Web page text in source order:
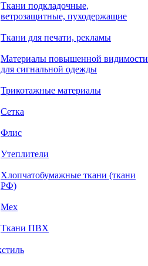
Ткани подкладочные,
ветрозащитные, пуходержащие
Ткани для печати, рекламы
Материалы повышенной видимости
для сигнальной одежды
Трикотажные материалы
Сетка
Флис
Утеплители
Хлопчатобумажные ткани (ткани
РФ)
Мех
Ткани ПВХ